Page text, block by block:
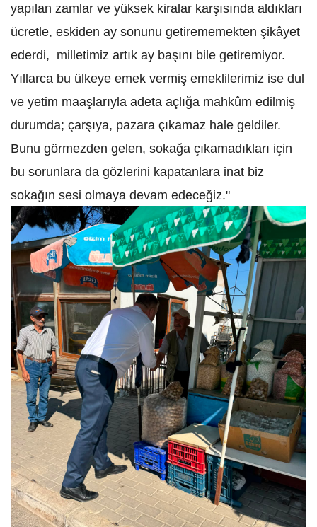
yapılan zamlar ve yüksek kiralar karşısında aldıkları
ücretle, eskiden ay sonunu getirememekten şikâyet
ederdi, milletimiz artık ay başını bile getiremiyor.
Yıllarca bu ülkeye emek vermiş emeklilerimiz ise dul
ve yetim maaşlarıyla adeta açlığa mahkûm edilmiş
durumda; çarşıya, pazara çıkamaz hale geldiler.
Bunu görmezden gelen, sokağa çıkamadıkları için
bu sorunlara da gözlerini kapatanlara inat biz
sokağın sesi olmaya devam edeceğiz."